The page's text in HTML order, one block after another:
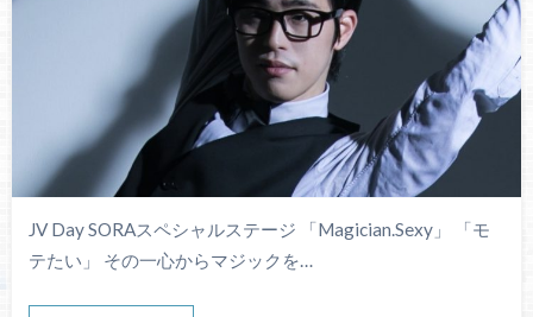
JV Day SORAスペシャルステージ 「Magician.Sexy」 「モ
テたい」 その一心からマジックを…